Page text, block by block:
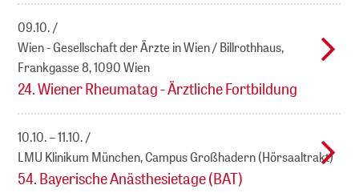
09.10.
Wien - Gesellschaft der Ärzte in Wien / Billrothhaus,
Frankgasse 8, 1090 Wien
24. Wiener Rheumatag - Ärztliche Fortbildung
10.10. – 11.10.
LMU Klinikum München, Campus Großhadern (Hörsaaltrakt)
54. Bayerische Anästhesietage (BAT)